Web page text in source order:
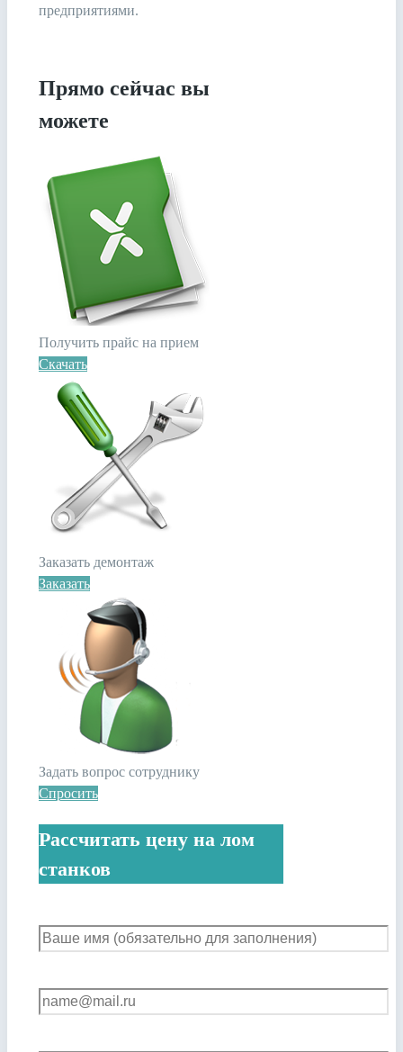
предприятиями.
Прямо сейчас вы
можете
Получить прайс на прием
Скачать
Заказать демонтаж
Заказать
Задать вопрос сотруднику
Спросить
Рассчитать цену на лом
станков